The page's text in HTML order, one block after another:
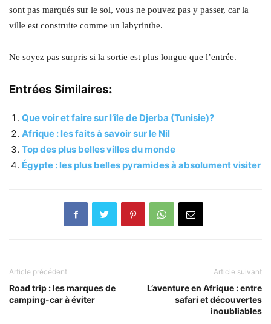
sont pas marqués sur le sol, vous ne pouvez pas y passer, car la
ville est construite comme un labyrinthe.
Ne soyez pas surpris si la sortie est plus longue que l’entrée.
Entrées Similaires:
Que voir et faire sur l’île de Djerba (Tunisie)?
Afrique : les faits à savoir sur le Nil
Top des plus belles villes du monde
Égypte : les plus belles pyramides à absolument visiter
Article précédent
Road trip : les marques de
camping-car à éviter
Article suivant
L’aventure en Afrique : entre
safari et découvertes
inoubliables